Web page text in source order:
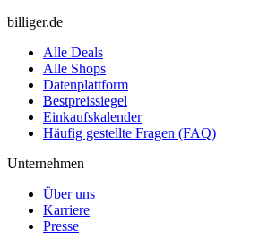
billiger.de
Alle Deals
Alle Shops
Datenplattform
Bestpreissiegel
Einkaufskalender
Häufig gestellte Fragen (FAQ)
Unternehmen
Über uns
Karriere
Presse